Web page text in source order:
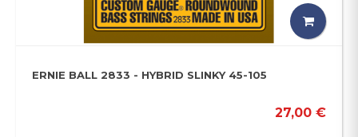
ERNIE BALL 2833 - HYBRID SLINKY 45-105
27,00 €